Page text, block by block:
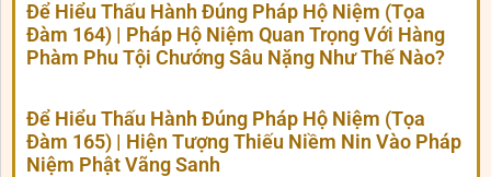
Để Hiểu Thấu Hành Đúng Pháp Hộ Niệm (Tọa
Đàm 164) | Pháp Hộ Niệm Quan Trọng Với Hàng
Phàm Phu Tội Chướng Sâu Nặng Như Thế Nào?
Để Hiểu Thấu Hành Đúng Pháp Hộ Niệm (Tọa
Đàm 165) | Hiện Tượng Thiếu Niềm Nin Vào Pháp
Niệm Phật Vãng Sanh